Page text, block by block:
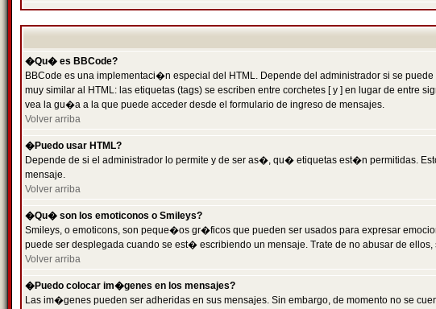
�Qu� es BBCode?
BBCode es una implementaci�n especial del HTML. Depende del administrador si se
muy similar al HTML: las etiquetas (tags) se escriben entre corchetes [ y ] en lugar de
vea la gu�a a la que puede acceder desde el formulario de ingreso de mensajes.
Volver arriba
�Puedo usar HTML?
Depende de si el administrador lo permite y de ser as�, qu� etiquetas est�n permitidas.
mensaje.
Volver arriba
�Qu� son los emoticonos o Smileys?
Smileys, o emoticons, son peque�os gr�ficos que pueden ser usados para expresar
puede ser desplegada cuando se est� escribiendo un mensaje. Trate de no abusar de
Volver arriba
�Puedo colocar im�genes en los mensajes?
Las im�genes pueden ser adheridas en sus mensajes. Sin embargo, de momento no se